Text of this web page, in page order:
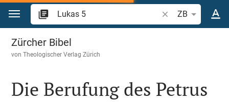
Zum Inhalt springen
Bibelstelle oder
ZB
Lukas 5
Zürcher Bibel
vonTheologischer Verlag Zürich
Die Berufung des Petrus